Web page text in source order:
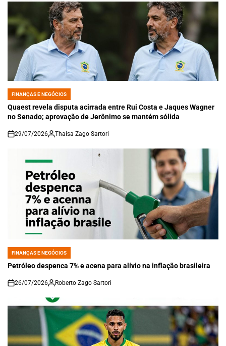
POSTED
IN
FINANÇAS E NEGÓCIOS
Quaest revela disputa acirrada entre Rui Costa e Jaques Wagner
no Senado; aprovação de Jerônimo se mantém sólida
on
29/07/2026 Thaisa Zago Sartori
POSTED
IN
FINANÇAS E NEGÓCIOS
Petróleo despenca 7% e acena para alívio na inflação brasileira
on
26/07/2026 Roberto Zago Sartori